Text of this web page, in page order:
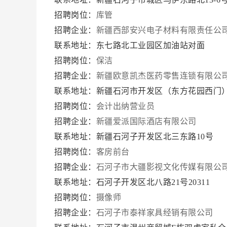
招聘岗位： 库管
招聘企业： 新疆西部安兴电子材料有限责任公
联系地址：东七路北工业园区加油站对面
招聘岗位： 保洁
招聘企业： 新疆欧意凯杰医药零售连锁有限公
联系地址：新疆石河市开发区（东方花园西门）
招聘岗位： 会计出纳营业员
招聘企业： 新疆爱派国际酒店有限公司
联系地址：新疆石河子开发区北三东路10号
招聘岗位： 客房前台
招聘企业： 石河子市大疆影视文化传媒有限公
联系地址：石河子开发区北八路21号20311
招聘岗位： 摄像师
招聘企业： 石河子市泰祥家具经销有限公司